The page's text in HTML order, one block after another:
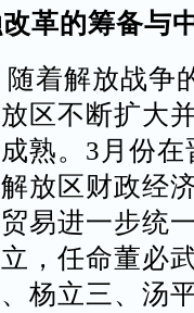
革的筹备与
着解放战争
区不断扩大
熟。3月份
放区财政经
易进一步统
，任命董必
杨立三、汤